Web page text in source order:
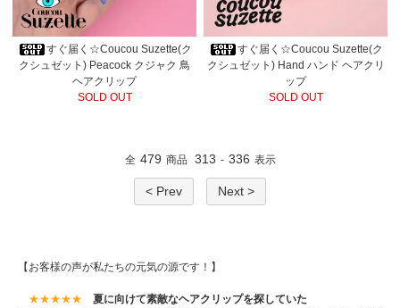
すぐ届く☆Coucou Suzette(ク
クシュゼット) Peacock クジャク 鳥
ヘアクリップ
SOLD OUT
すぐ届く☆Coucou Suzette(ク
クシュゼット) Hand ハンド ヘアクリ
ップ
SOLD OUT
全 479 商品 313 - 336 表示
< Prev Next >
【お客様の声が私たちの元気の源です！】
★★★★★
夏に向けて素敵なヘアクリップを探していた